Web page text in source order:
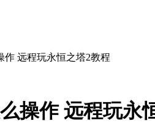
作 远程玩永恒之塔2教程
操作 远程玩永